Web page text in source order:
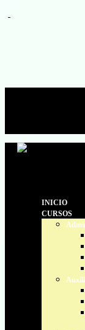
INICIO
CURSOS